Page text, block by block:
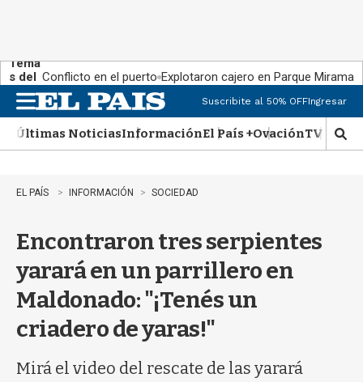
Tema
s del
día:
Conflicto en el puerto Explotaron cajero en Parque Miramar
n
u
Suscribite al 50% OFFIngresar
Últimas NoticiasInformaciónEl País +OvaciónTV Show
M
o
EL PAÍS INFORMACIÓN SOCIEDAD
Encontraron tres serpientes
yarará en un parrillero en
Maldonado: "¡Tenés un
criadero de yaras!"
Mirá el video del rescate de las yarará